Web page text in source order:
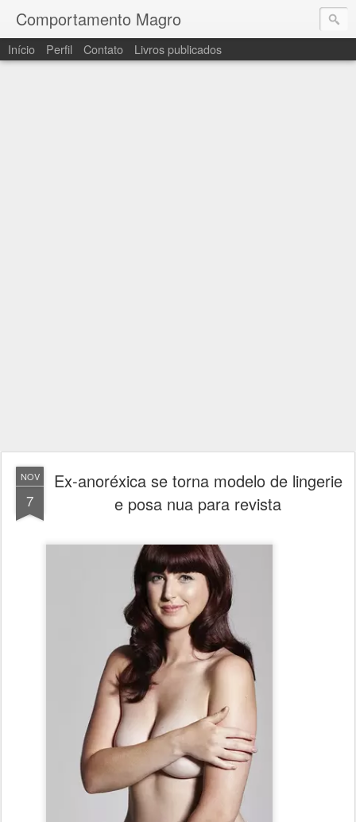
Comportamento Magro
Início Perfil Contato Livros publicados
NOV
7
Ex-anoréxica se torna modelo de lingerie
e posa nua para revista